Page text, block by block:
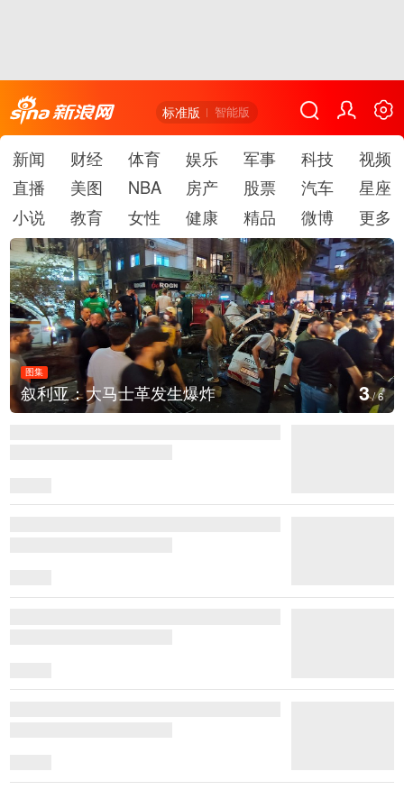
标准版 智能版
新闻 财经 体育 娱乐 军事 科技
视频
直播
美图 NBA 房产 股票 汽车
星座
小说
教育 女性 健康 精品 微博 更多
炸
图集
云南弥勒：欢庆火把节
4/6